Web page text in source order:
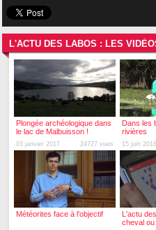
L'ACTU DES LABOS : LES
Plongée archéologique dans
le lac de Malbuisson !
03 janvier 2017 24727 vues
Dans les
rivières
15 juin 2016
Météorites face à l'objectif
L'actu
cheval ou